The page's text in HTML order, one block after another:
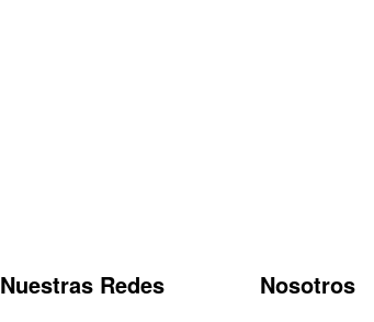
Nuestras Redes Nosotros